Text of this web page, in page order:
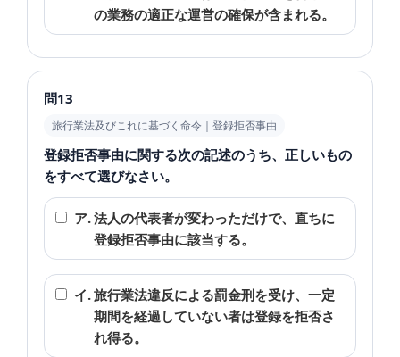
の業務の適正な運営の確保が含まれる。
問13
旅行業法及びこれに基づく命令｜登録拒否事由
登録拒否事由に関する次の記述のうち、正しいもの
をすべて選びなさい。
ア.法人の代表者が変わっただけで、直ちに
登録拒否事由に該当する。
イ.旅行業法違反による罰金刑を受け、一定
期間を経過していない者は登録を拒否さ
れ得る。